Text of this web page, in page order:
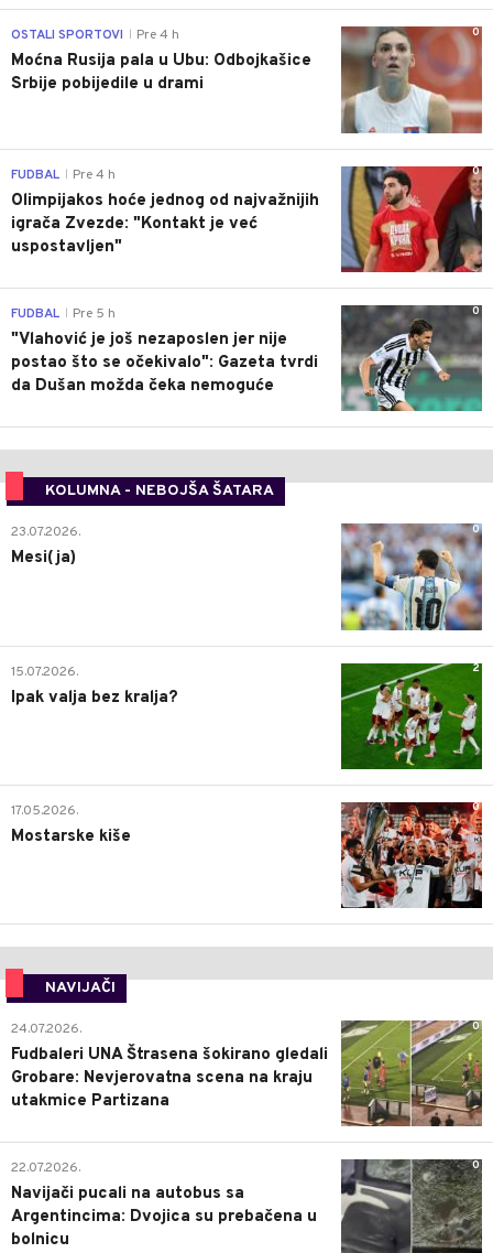
0
OSTALI SPORTOVI Pre 4 h
Moćna Rusija pala u Ubu: Odbojkašice
Srbije pobijedile u drami
0
FUDBAL Pre 4 h
Olimpijakos hoće jednog od najvažnijih
igrača Zvezde: "Kontakt je već
uspostavljen"
0
FUDBAL Pre 5 h
"Vlahović je još nezaposlen jer nije
postao što se očekivalo": Gazeta tvrdi
da Dušan možda čeka nemoguće
KOLUMNA - NEBOJŠA ŠATARA
0
23.07.2026.
Mesi(ja)
2
15.07.2026.
Ipak valja bez kralja?
0
17.05.2026.
Mostarske kiše
NAVIJAČI
0
24.07.2026.
Fudbaleri UNA Štrasena šokirano gledali
Grobare: Nevjerovatna scena na kraju
utakmice Partizana
0
22.07.2026.
Navijači pucali na autobus sa
Argentincima: Dvojica su prebačena u
bolnicu